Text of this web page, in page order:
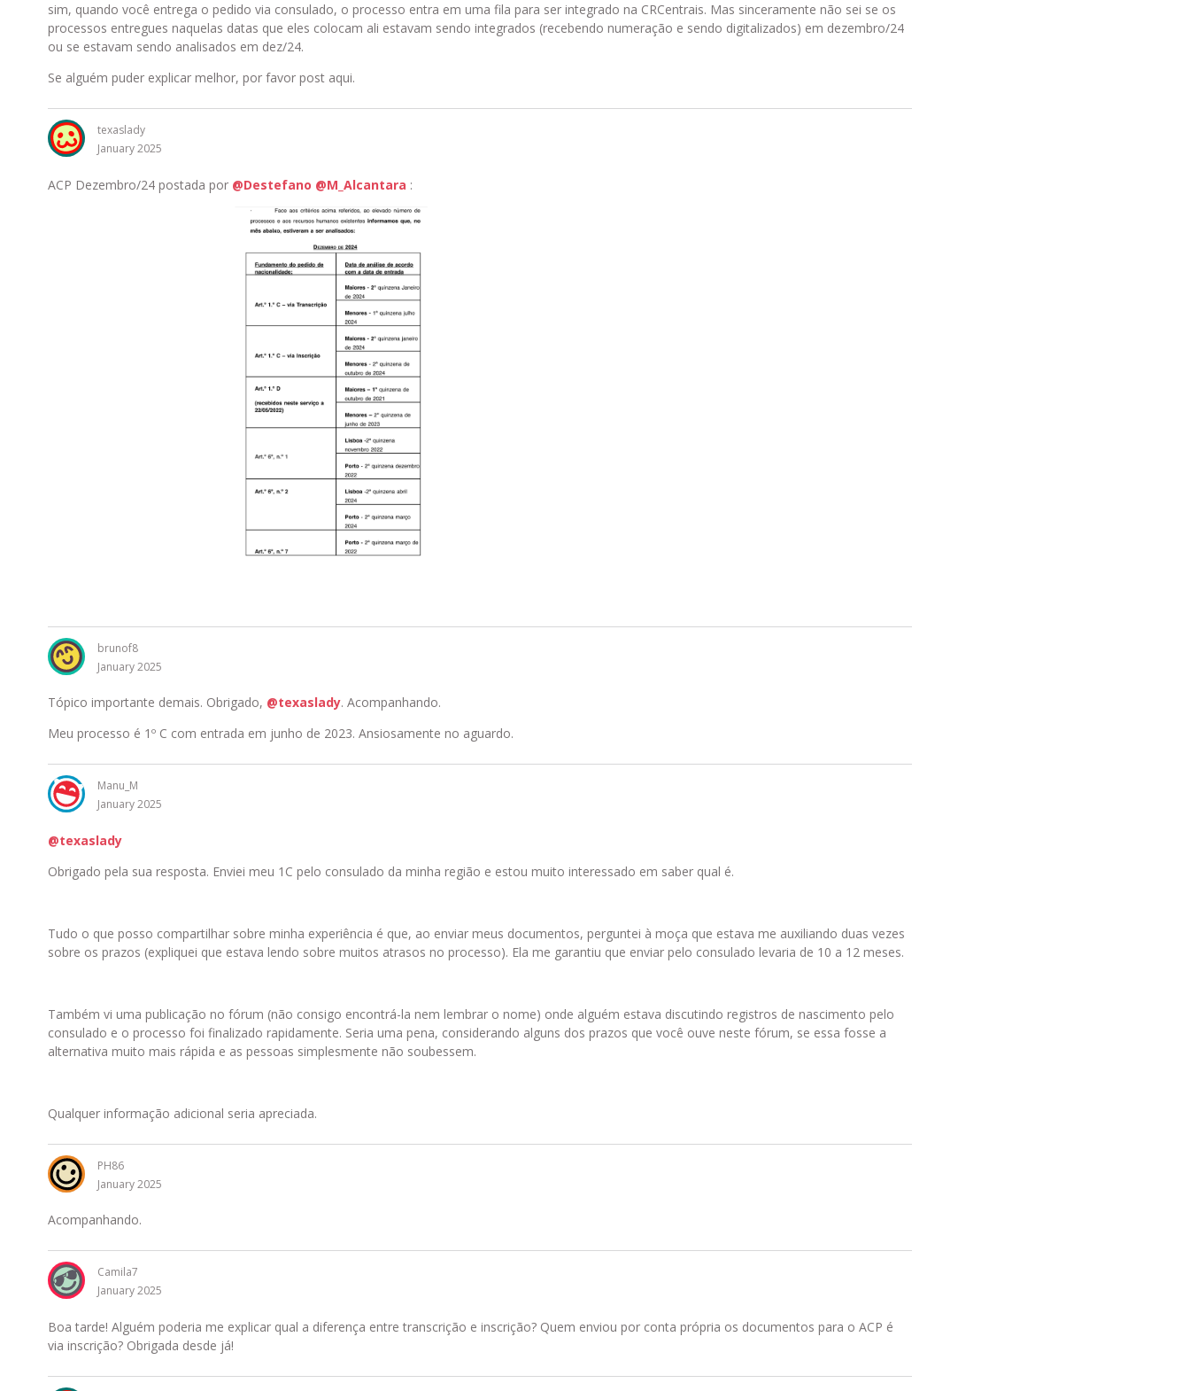
sim, quando você entrega o pedido via consulado, o processo entra em uma fila para ser integrado na CRCentrais. Mas sinceramente não sei se os
processos entregues naquelas datas que eles colocam ali estavam sendo integrados (recebendo numeração e sendo digitalizados) em dezembro/24
ou se estavam sendo analisados em dez/24.
Se alguém puder explicar melhor, por favor post aqui.
texaslady
January 2025
ACP Dezembro/24 postada por @Destefano @M_Alcantara :
brunof8
January 2025
Tópico importante demais. Obrigado, @texaslady. Acompanhando.
Meu processo é 1º C com entrada em junho de 2023. Ansiosamente no aguardo.
Manu_M
January 2025
@texaslady
Obrigado pela sua resposta. Enviei meu 1C pelo consulado da minha região e estou muito interessado em saber qual é.
Tudo o que posso compartilhar sobre minha experiência é que, ao enviar meus documentos, perguntei à moça que estava me auxiliando duas vezes
sobre os prazos (expliquei que estava lendo sobre muitos atrasos no processo). Ela me garantiu que enviar pelo consulado levaria de 10 a 12 meses.
Também vi uma publicação no fórum (não consigo encontrá-la nem lembrar o nome) onde alguém estava discutindo registros de nascimento pelo
consulado e o processo foi finalizado rapidamente. Seria uma pena, considerando alguns dos prazos que você ouve neste fórum, se essa fosse a
alternativa muito mais rápida e as pessoas simplesmente não soubessem.
Qualquer informação adicional seria apreciada.
PH86
January 2025
Acompanhando.
Camila7
January 2025
Boa tarde! Alguém poderia me explicar qual a diferença entre transcrição e inscrição? Quem enviou por conta própria os documentos para o ACP é
via inscrição? Obrigada desde já!